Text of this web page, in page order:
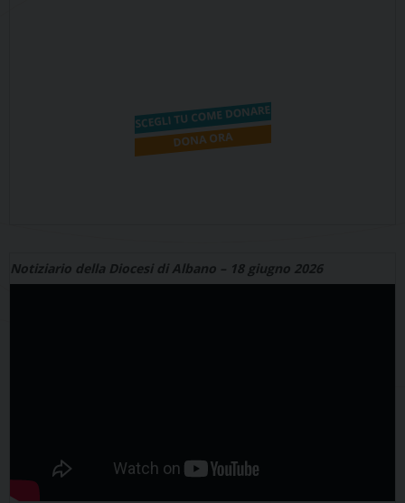
Notiziario della Diocesi di Albano – 18 giugno 2026